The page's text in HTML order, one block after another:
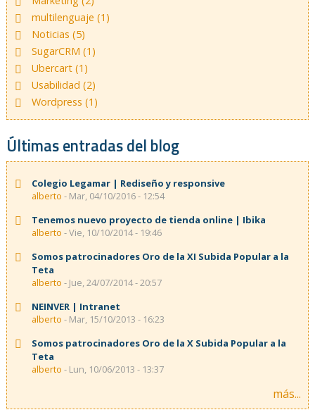
multilenguaje (1)
Noticias (5)
SugarCRM (1)
Ubercart (1)
Usabilidad (2)
Wordpress (1)
Últimas entradas del blog
Colegio Legamar | Rediseño y responsive
alberto - Mar, 04/10/2016 - 12:54
Tenemos nuevo proyecto de tienda online | Ibika
alberto - Vie, 10/10/2014 - 19:46
Somos patrocinadores Oro de la XI Subida Popular a la
Teta
alberto - Jue, 24/07/2014 - 20:57
NEINVER | Intranet
alberto - Mar, 15/10/2013 - 16:23
Somos patrocinadores Oro de la X Subida Popular a la
Teta
alberto - Lun, 10/06/2013 - 13:37
más...